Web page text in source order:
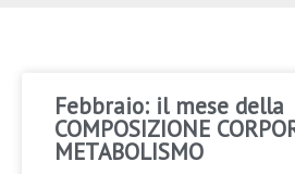
Febbraio: il mese della
COMPOSIZIONE
METABOLISMO